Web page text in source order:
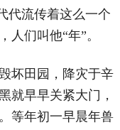
代流传着这么一个
们叫他“年”。
坏田园，降灾于辛
就早早关紧大门，
等年初一早晨年兽